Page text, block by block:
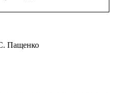
Пащенко